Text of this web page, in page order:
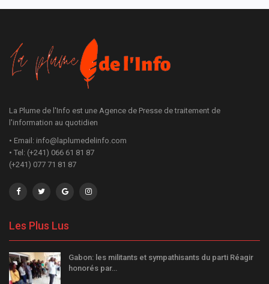
La Plume de l'Info est une Agence de Presse de traitement de
l'information au quotidien
• Email: info@laplumedelinfo.com
• Tel: (+241) 066 61 81 87
(+241) 077 71 81 87
Les Plus Lus
Gabon: les militants et sympathisants du parti Réagir
honorés par…